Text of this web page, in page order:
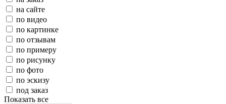
на сайте
по видео
по картинке
по отзывам
по примеру
по рисунку
по фото
по эскизу
под заказ
Показать все